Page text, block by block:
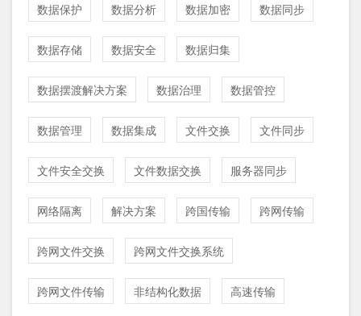
数据保护 数据分析 数据加密 数据同步
数据存储 数据安全 数据归集
数据摆渡解决方案 数据治理 数据管控
数据管理 数据集成 文件交换 文件同步
文件安全交换 文件数据交换 服务器同步
网络隔离 解决方案 跨国传输 跨网传输
跨网文件交换 跨网文件交换系统
跨网文件传输 非结构化数据 高速传输